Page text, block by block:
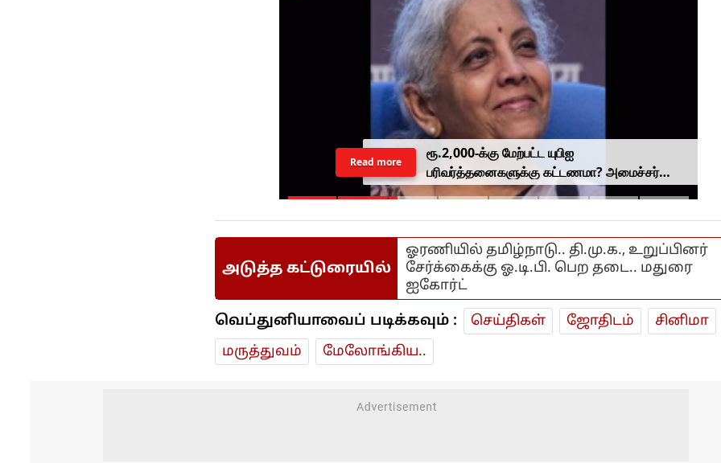
ரூ.2,000-க்கு மேற்பட்ட யுபிஐ
பரிவர்த்தனைகளுக்கு கட்டணமா? அமைச்சர்
நிர்மலா சீதாராமன் ஆலோசனை..
Read more
அடுத்த கட்டுரையில்
ஓரணியில் தமிழ்நாடு.. தி.மு.க., உறுப்பினர்
சேர்க்கைக்கு ஓ.டி.பி. பெற தடை.. மதுரை
ஐகோர்ட்
வெப்துனியாவைப் படிக்கவும் : செய்திகள் ஜோ‌திட‌ம்
சினிமா
மரு‌த்துவ‌ம்
மேலோங்கிய..